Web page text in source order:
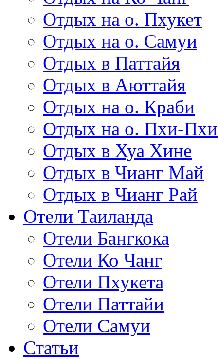
Отдых на о. Пхукет
Отдых на о. Самуи
Отдых в Паттайя
Отдых в Аюттайя
Отдых на о. Краби
Отдых на о. Пхи-Пхи
Отдых в Хуа Хине
Отдых в Чианг Май
Отдых в Чианг Рай
Отели Таиланда
Отели Бангкока
Отели Ко Чанг
Отели Пхукета
Отели Паттайи
Отели Самуи
Статьи